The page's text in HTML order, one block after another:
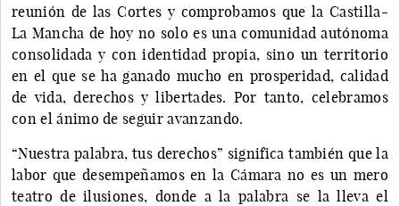
reunión de las Cortes y comprobamos que la Castilla-
La Mancha de hoy no solo es una comunidad autónoma
consolidada y con identidad propia, sino un territorio
en el que se ha ganado mucho en prosperidad, calidad
de vida, derechos y libertades. Por tanto, celebramos
con el ánimo de seguir avanzando.
“Nuestra palabra, tus derechos” significa también que la
labor que desempeñamos en la Cámara no es un mero
teatro de ilusiones, donde a la palabra se la lleva el